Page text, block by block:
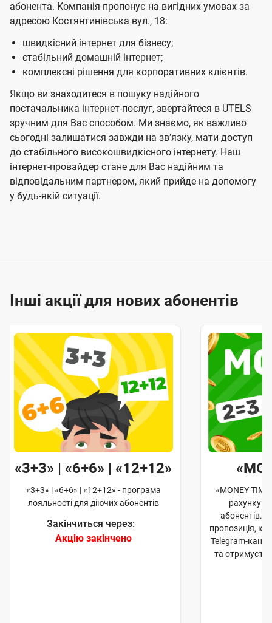
абонента. Компанія пропонує на вигідних умовах за
адресою Костянтинівська вул., 18:
швидкісний інтернет для бізнесу;
стабільний домашній інтернет;
комплексні рішення для корпоративних клієнтів.
Якщо ви знаходитеся в пошуку надійного
постачальника інтернет-послуг, звертайтеся в UTELS
зручним для Вас способом. Ми знаємо, як важливо
сьогодні залишатися завжди на звʼязку, мати доступ
до стабільного високошвидкісного інтернету. Наш
інтернет-провайдер стане для Вас надійним та
відповідальним партнером, який прийде на допомогу
у будь-якій ситуації.
Інші акції для нових абонентів
«3+3» | «6+6» | «12+12»
«3+3» | «6+6» | «12+12» - програма
лояльності для діючих абонентів
Закінчиться через:
Акцію закінчено
«MONEY
рахунку
абонентів.
пропозиція,
Telegram-
та